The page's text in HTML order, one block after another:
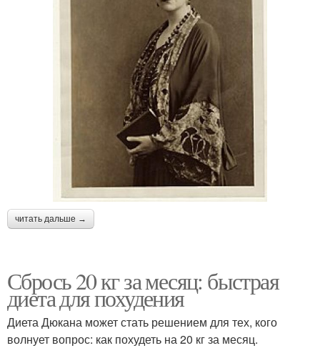
читать дальше →
Сбрось 20 кг за месяц: быстрая
диета для похудения
Диета Дюкана может стать решением для тех, кого
волнует вопрос: как похудеть на 20 кг за месяц.